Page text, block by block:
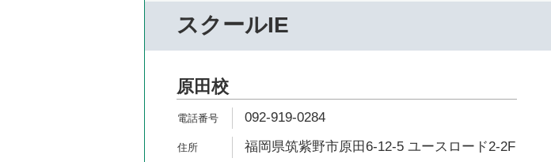
スクールIE
原田校
092-919-0284
福岡県筑紫野市原田6-12-5 ユースロード2-2F